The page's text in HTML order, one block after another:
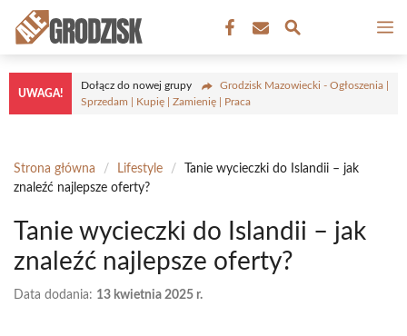
Przejdź
treści
UWAGA!
Dołącz do nowej grupy
Grodzisk Mazowiecki - Ogłoszenia |
Sprzedam | Kupię | Zamienię | Praca
Strona główna / Lifestyle /
Tanie wycieczki do Islandii – jak
znaleźć najlepsze oferty?
Tanie wycieczki do Islandii – jak
znaleźć najlepsze oferty?
Data dodania: 13 kwietnia 2025 r.